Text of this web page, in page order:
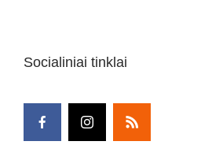
Socialiniai tinklai